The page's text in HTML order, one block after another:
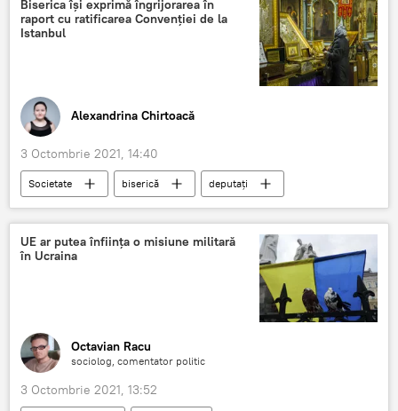
Biserica își exprimă îngrijorarea în
raport cu ratificarea Convenției de la
Istanbul
Alexandrina Chirtoacă
3 Octombrie 2021, 14:40
Societate biserică
deputați
Convenția de la Istanbul
Știri din Moldova
UE ar putea înființa o misiune militară
în Ucraina
Octavian Racu
sociolog, comentator politic
3 Octombrie 2021, 13:52